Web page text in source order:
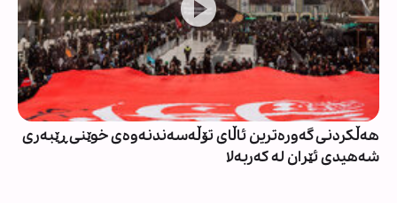
هەڵکردنی گەورەترین ئاڵای تۆڵەسەندنەوەی خوێنی ڕێبەری
شەهیدی ئێران لە کەربەلا